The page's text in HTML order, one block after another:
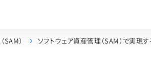
SAM） ソフトウェア資産管理（SAM）で実現